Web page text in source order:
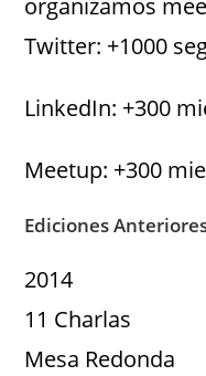
organizamos
Twitter: +1000
LinkedIn: +300
Meetup: +300
Ediciones
2014
11 Charlas
Mesa Redonda